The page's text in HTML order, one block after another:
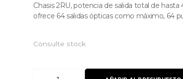
Chasis 2RU, potencia de salida total de
ofrece 64 salidas ópticas como máximo, 64
Consulte stock